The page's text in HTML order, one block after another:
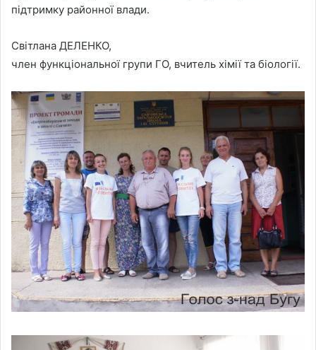
підтримку районної влади.
Світлана ДЕЛЕНКО,
член функціональної групи ГО, вчитель хімії та біології.